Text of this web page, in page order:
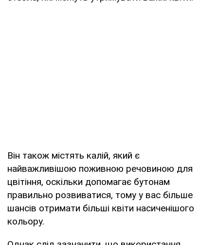
Він також містять калій, який є
найважливішою поживною речовиною для
цвітіння, оскільки допомагає бутонам
правильно розвиватися, тому у вас більше
шансів отримати більші квіти насиченішого
кольору.